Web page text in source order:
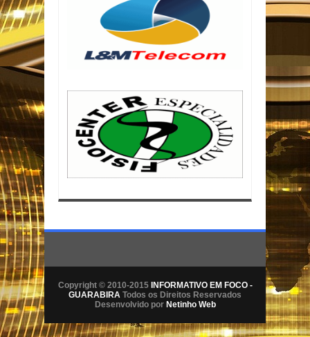
Copyright © 2010-2015 INFORMATIVO EM FOCO -
GUARABIRA Todos os Direitos Reservados
Desenvolvido por Netinho Web